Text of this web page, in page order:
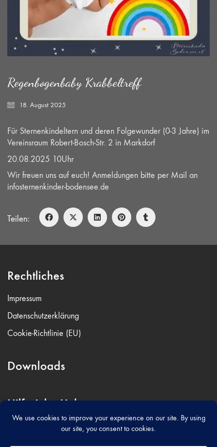
Regenbogenbaby Krabbeltreff
18. August 2025
Für Sternenkindeltern und deren Folgewunder (0-3 Jahre) im
Vereinsraum Robert-Bosch-Str. 2 in Markdorf
20.08.2025 10Uhr
Wir freuen uns auf euch! Anmeldungen bitte per Mail an
infosternenkinder-bodensee.de
Teilen:
Rechtliches
Impressum
Datenschutzerklärung
Cookie-Richtlinie (EU)
Downloads
Hilfreiche Links